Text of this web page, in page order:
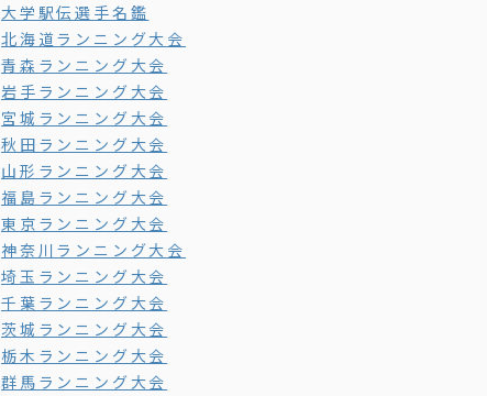
大学駅伝選手名鑑
北海道ランニング大会
青森ランニング大会
岩手ランニング大会
宮城ランニング大会
秋田ランニング大会
山形ランニング大会
福島ランニング大会
東京ランニング大会
神奈川ランニング大会
埼玉ランニング大会
千葉ランニング大会
茨城ランニング大会
栃木ランニング大会
群馬ランニング大会